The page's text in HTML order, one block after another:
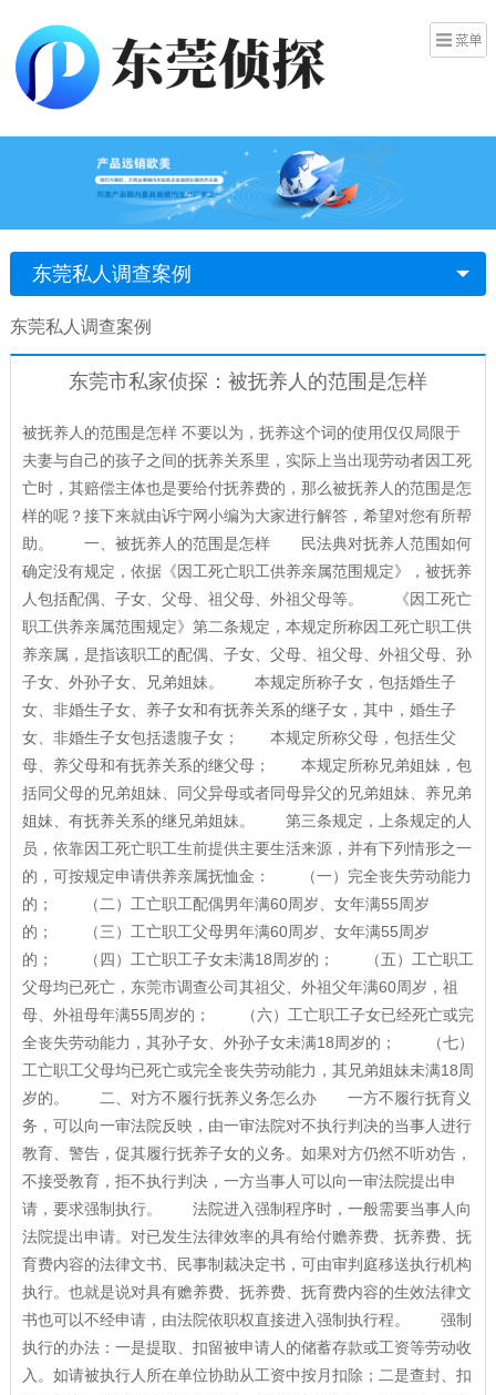
东莞私人调查案例
东莞私人调查案例
东莞市私家侦探：被抚养人的范围是怎样
被抚养人的范围是怎样 不要以为，抚养这个词的使用仅仅局限于
夫妻与自己的孩子之间的抚养关系里，实际上当出现劳动者因工死
亡时，其赔偿主体也是要给付抚养费的，那么被抚养人的范围是怎
样的呢？接下来就由诉宁网小编为大家进行解答，希望对您有所帮
助。 一、被抚养人的范围是怎样 民法典对抚养人范围如何
确定没有规定，依据《因工死亡职工供养亲属范围规定》，被抚养
人包括配偶、子女、父母、祖父母、外祖父母等。 《因工死亡
职工供养亲属范围规定》第二条规定，本规定所称因工死亡职工供
养亲属，是指该职工的配偶、子女、父母、祖父母、外祖父母、孙
子女、外孙子女、兄弟姐妹。 本规定所称子女，包括婚生子
女、非婚生子女、养子女和有抚养关系的继子女，其中，婚生子
女、非婚生子女包括遗腹子女； 本规定所称父母，包括生父
母、养父母和有抚养关系的继父母； 本规定所称兄弟姐妹，包
括同父母的兄弟姐妹、同父异母或者同母异父的兄弟姐妹、养兄弟
姐妹、有抚养关系的继兄弟姐妹。 第三条规定，上条规定的人
员，依靠因工死亡职工生前提供主要生活来源，并有下列情形之一
的，可按规定申请供养亲属抚恤金： （一）完全丧失劳动能力
的； （二）工亡职工配偶男年满60周岁、女年满55周岁
的； （三）工亡职工父母男年满60周岁、女年满55周岁
的； （四）工亡职工子女未满18周岁的； （五）工亡职工
父母均已死亡，东莞市调查公司其祖父、外祖父年满60周岁，祖
母、外祖母年满55周岁的； （六）工亡职工子女已经死亡或完
全丧失劳动能力，其孙子女、外孙子女未满18周岁的； （七）
工亡职工父母均已死亡或完全丧失劳动能力，其兄弟姐妹未满18周
岁的。 二、对方不履行抚养义务怎么办 一方不履行抚育义
务，可以向一审法院反映，由一审法院对不执行判决的当事人进行
教育、警告，促其履行抚养子女的义务。如果对方仍然不听劝告，
不接受教育，拒不执行判决，一方当事人可以向一审法院提出申
请，要求强制执行。 法院进入强制程序时，一般需要当事人向
法院提出申请。对已发生法律效率的具有给付赡养费、抚养费、抚
育费内容的法律文书、民事制裁决定书，可由审判庭移送执行机构
执行。也就是说对具有赡养费、抚养费、抚育费内容的生效法律文
书也可以不经申请，由法院依职权直接进入强制执行程。 强制
执行的办法：一是提取、扣留被申请人的储蓄存款或工资等劳动收
入。如请被执行人所在单位协助从工资中按月扣除；二是查封、扣